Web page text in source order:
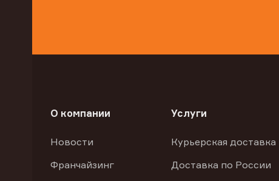
О компании
Новости
Франчайзинг
Услуги
Курьерская доставка
Доставка по России